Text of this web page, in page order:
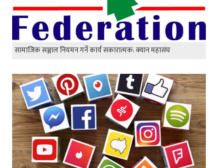
सामाजिक सञ्जाल नियमन गर्ने कार्य सकारात्मक: क्यान महासंघ